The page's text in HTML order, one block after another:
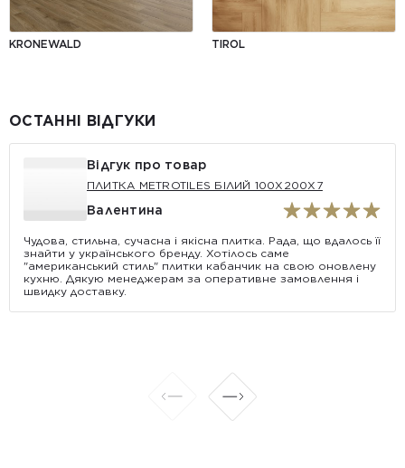
KRONEWALD TIROL
ОСТАННІ ВІДГУКИ
Відгук про товар
ПЛИТКА METROTILES БІЛИЙ 100X200X7
Валентина
Чудова, стильна, сучасна і якісна плитка. Рада, що вдалось її
знайти у українського бренду. Хотілось саме
"американський стиль" плитки кабанчик на свою оновлену
кухню. Дякую менеджерам за оперативне замовлення і
швидку доставку.